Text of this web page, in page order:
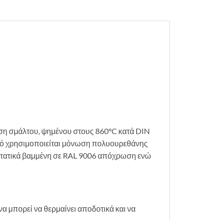
σμάλτου, ψημένου στους 860°C κατά DIN
χρησιμοποιείται μόνωση πολυουρεθάνης
βαμμένη σε RAL 9006 απόχρωση ενώ
μπορεί να θερμαίνει αποδοτικά και να